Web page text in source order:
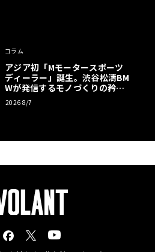
コラム
アジア初「Mモータースポーツ
ディーラー」誕生。渋谷松濤BM
Wが発信するモノづくりの矜持
【木下隆之コラム】
2026 8/7